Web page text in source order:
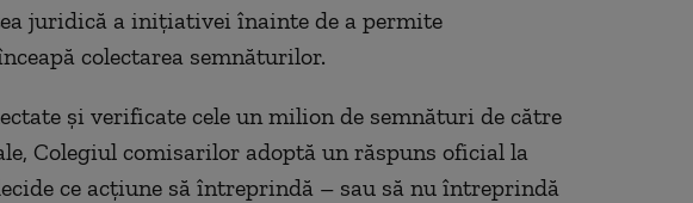
juridică a inițiativei înainte de a permite
colectarea semnăturilor.
și verificate cele un milion de semnături de către
Colegiul comisarilor adoptă un răspuns oficial la
ce acțiune să întreprindă – sau să nu întreprindă